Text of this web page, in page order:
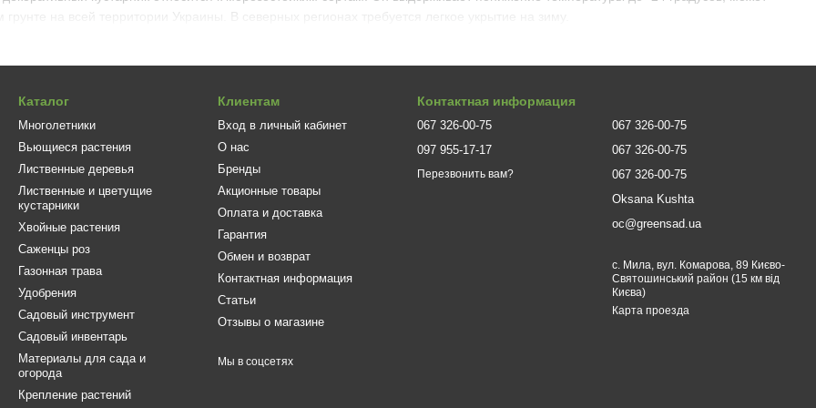
грунте на всей территории Украины. В северных регионах требуется легкое укрытие на зиму.
поскольку кустарник не любит застоя воды. Предпочтительно подобрать хорошо освещенный участок, который в часы
за гортензией этого сорта несложно. Требуется подкармливать растение весной, в период бутонизации и активного
почву. Важно помнить, что декоративный кустарник не выносит засухи, почва должна быть постоянно увлажненной. В
кусты поливают дважды в неделю, выливая под каждый корень 3-4 ведра воды. Ранней весной гортензию обрезают, удаляя
длительному пышному цветению гортензия сорта Forever & Ever Red является идеальным вариантом для одиночной высадки
хорошо смотреться возле декоративного водоема, качелей, беседки, а живая пышноцветущая изгородь из этого растения
Гортензия Форэвер & Эвэр Рэд хорошо сочетается с хвойниками и декоративными травянистыми растениями, что дает
миксбордер или клумбу.
Форэвер & Эвэр Рэд можно купить в питомниках нашего садового центра в Киеве и Львове. Живые растения продаются
от высоты куста. Саженцы могут быть доставлены в любой город Украины, гарантируем 100% соответствие
Каталог
Многолетники
Вьющиеся растения
Лиственные деревья
Лиственные и цветущие
кустарники
Хвойные растения
Саженцы роз
Газонная трава
Удобрения
Садовый инструмент
Садовый инвентарь
Материалы для сада и
огорода
Крепление растений
Клиентам
Вход в личный кабинет
О нас
Бренды
Акционные товары
Оплата и доставка
Гарантия
Обмен и возврат
Контактная информация
Статьи
Отзывы о магазине
Мы в соцсетях
Контактная информация
067 326-00-75
097 955-17-17
Перезвонить вам?
067 326-00-75
067 326-00-75
067 326-00-75
Oksana Kushta
oc@greensad.ua
с. Мила, вул. Комарова, 89 Києво-
Святошинський район (15 км від
Києва)
Карта проезда